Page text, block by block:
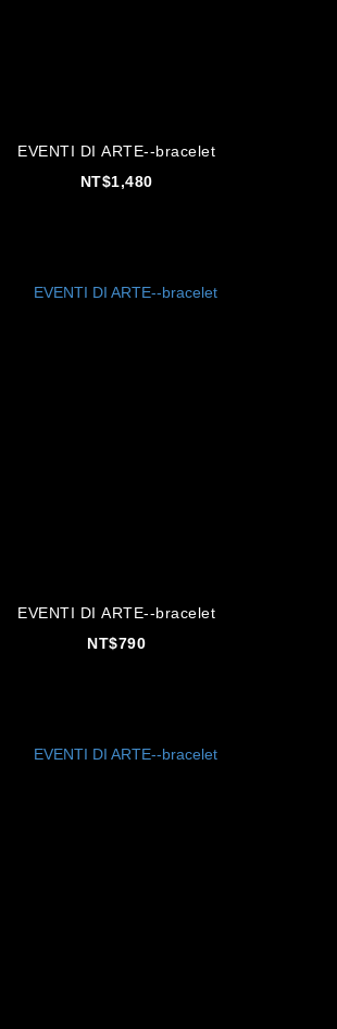
EVENTI DI ARTE--bracelet
NT$1,480
EVENTI DI ARTE--bracelet
NT$790